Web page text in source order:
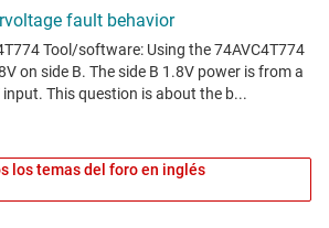
los temas del foro en inglés